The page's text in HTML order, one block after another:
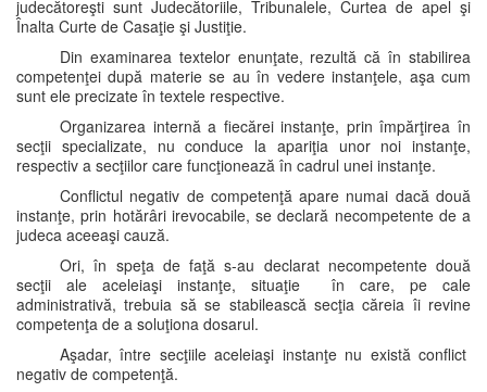
judecătoreşti sunt Judecătoriile, Tribunalele, Curtea de apel şi
Înalta Curte de Casaţie şi Justiţie.
Din examinarea textelor enunţate, rezultă că în stabilirea
competenţei după materie se au în vedere instanţele, aşa cum
sunt ele precizate în textele respective.
Organizarea internă a fiecărei instanţe, prin împărţirea în
secţii specializate, nu conduce la apariţia unor noi instanţe,
respectiv a secţiilor care funcţionează în cadrul unei instanţe.
Conflictul negativ de competenţă apare numai dacă două
instanţe, prin hotărâri irevocabile, se declară necompetente de a
judeca aceeaşi cauză.
Ori, în speţa de faţă s-au declarat necompetente două
secţii ale aceleiaşi instanţe, situaţie în care, pe cale
administrativă, trebuia să se stabilească secţia căreia îi revine
competenţa de a soluţiona dosarul.
Aşadar, între secţiile aceleiaşi instanţe nu există conflict
negativ de competenţă.